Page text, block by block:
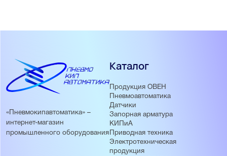
«Пневмокипавтоматика» –
интернет-магазин
промышленного оборудования
Каталог
Продукция ОВЕН
Пневмоавтоматика
Датчики
Запорная арматура
КИПиА
Приводная техника
Электротехническая
продукция